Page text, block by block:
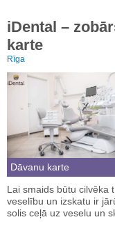
iDental –
karte
Rīga
Dāvanu karte
Lai smaids būtu cilvēka
veselību un izskatu ir
solis ceļā uz veselu un